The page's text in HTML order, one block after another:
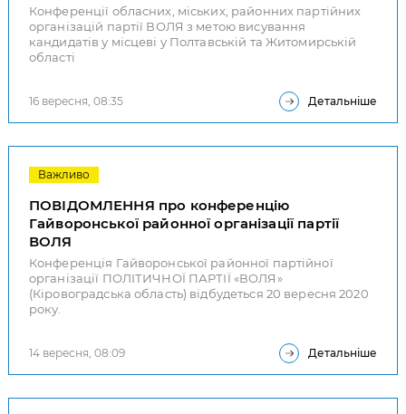
Конференції обласних, міських, районних партійних
організацій партії ВОЛЯ з метою висування
кандидатів у місцеві у Полтавській та Житомирській
області
16 вересня, 08:35 Детальніше
Важливо
ПОВІДОМЛЕННЯ про конференцію
Гайворонської районної організації партії
ВОЛЯ
Конференція Гайворонської районної партійної
організації ПОЛІТИЧНОЇ ПАРТІЇ «ВОЛЯ»
(Кіровоградська область) відбудеться 20 вересня 2020
року.
14 вересня, 08:09 Детальніше